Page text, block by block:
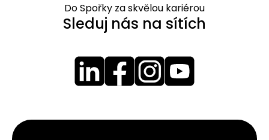
Do Spořky za skvělou kariérou
Sleduj nás na sítích